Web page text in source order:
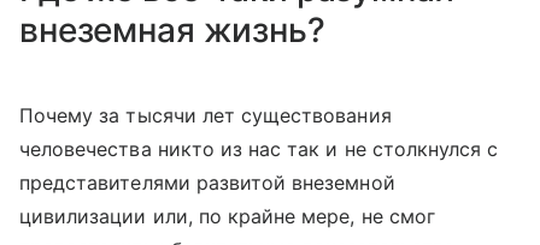
внеземная жизнь?
Почему за тысячи лет существования
человечества никто из нас так и не столкнулся с
представителями развитой внеземной
цивилизации или, по крайне мере, не смог